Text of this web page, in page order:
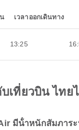
เวลาออกเดินทาง
13:25
เที่ยวบิน ไท
มีน้ําหนักสัมภาร